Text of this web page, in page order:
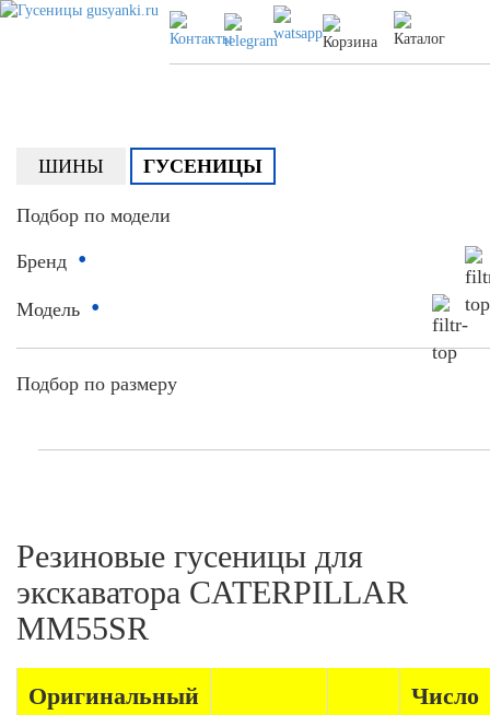
ШИНЫ ГУСЕНИЦЫ
Подбор по модели
Бренд •
Модель •
Подбор по размеру
Резиновые гусеницы для
экскаватора CATERPILLAR
MM55SR
Оригинальный
Число